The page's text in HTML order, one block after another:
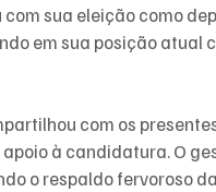
sua eleição como
em sua posição atual
com os
à candidatura. O
o respaldo fervoroso